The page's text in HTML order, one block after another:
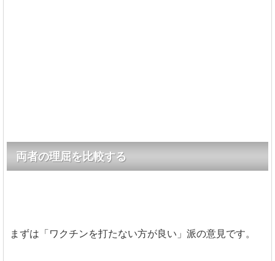
両者の理屈を比較する
まずは「ワクチンを打たない方が良い」派の意見です。